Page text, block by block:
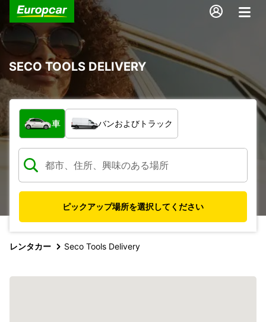
SECO TOOLS DELIVERY
車両の種類
車 バンおよびトラック
ピックアップ場所を選択してください
レンタカー Seco Tools Delivery